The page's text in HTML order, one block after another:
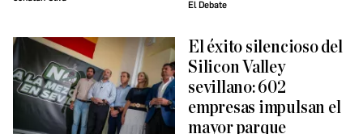
El Debate
El éxito silencioso del
Silicon Valley
sevillano: 602
empresas impulsan el
mayor parque